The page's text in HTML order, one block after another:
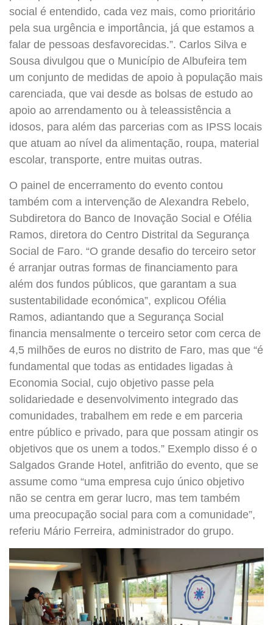
social é entendido, cada vez mais, como prioritário
pela sua urgência e importância, já que estamos a
falar de pessoas desfavorecidas.”. Carlos Silva e
Sousa divulgou que o Município de Albufeira tem
um conjunto de medidas de apoio à população mais
carenciada, que vai desde as bolsas de estudo ao
apoio ao arrendamento ou à teleassistência a
idosos, para além das parcerias com as IPSS locais
que atuam ao nível da alimentação, roupa, material
escolar, transporte, entre muitas outras.
O painel de encerramento do evento contou
também com a intervenção de Alexandra Rebelo,
Subdiretora do Banco de Inovação Social e Ofélia
Ramos, diretora do Centro Distrital da Segurança
Social de Faro. “O grande desafio do terceiro setor
é arranjar outras formas de financiamento para
além dos fundos públicos, que garantam a sua
sustentabilidade económica”, explicou Ofélia
Ramos, adiantando que a Segurança Social
financia mensalmente o terceiro setor com cerca de
4,5 milhões de euros no distrito de Faro, mas que “é
fundamental que todas as entidades ligadas à
Economia Social, cujo objetivo passe pela
solidariedade e desenvolvimento integrado das
comunidades, trabalhem em rede e em parceria
entre público e privado, para que possam atingir os
objetivos que os unem a todos.” Exemplo disso é o
Salgados Grande Hotel, anfitrião do evento, que se
assume como “uma empresa cujo único objetivo
não se centra em gerar lucro, mas tem também
uma preocupação social para com a comunidade”,
referiu Mário Ferreira, administrador do grupo.